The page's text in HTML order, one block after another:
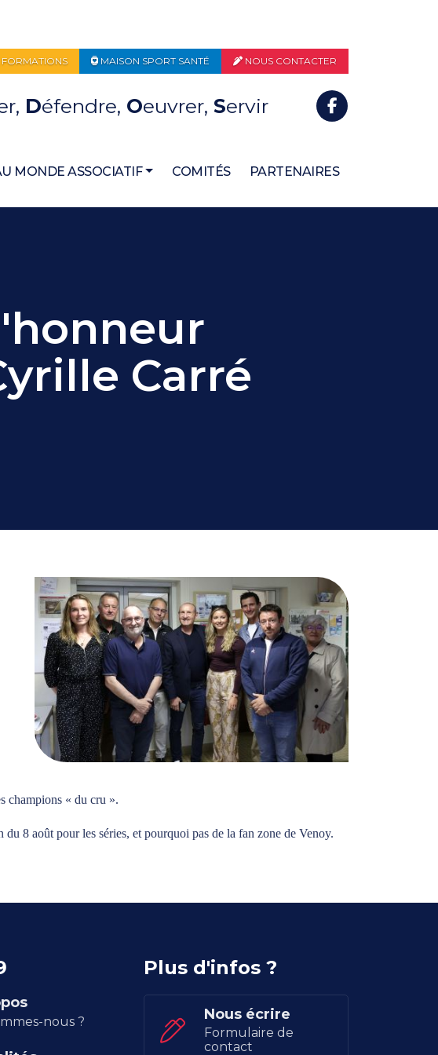
FORMATIONS MAISON SPORT SANTÉ NOUS CONTACTER
Défendre, Oeuvrer, Servir
MONDE ASSOCIATIF COMITÉS PARTENAIRES
Carré
champions « du cru ».
8 août pour les séries, et pourquoi pas de la fan zone de Venoy.
nous ?
Plus d'infos ?
Nous écrire
Formulaire de
contact